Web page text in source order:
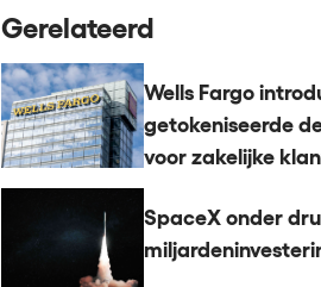
Gerelateerd
Wells Fargo
getokeniseerde
voor zakelijke
SpaceX onder